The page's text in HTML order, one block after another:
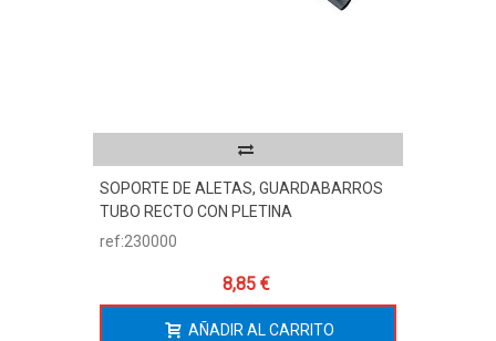
SOPORTE DE ALETAS, GUARDABARROS
TUBO RECTO CON PLETINA
ref:230000
8,85 €
AÑADIR AL CARRITO